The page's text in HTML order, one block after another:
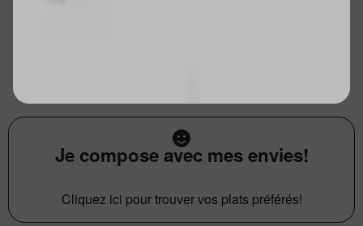
Je compose avec mes envies!
Cliquez ici pour trouver vos plats préférés!